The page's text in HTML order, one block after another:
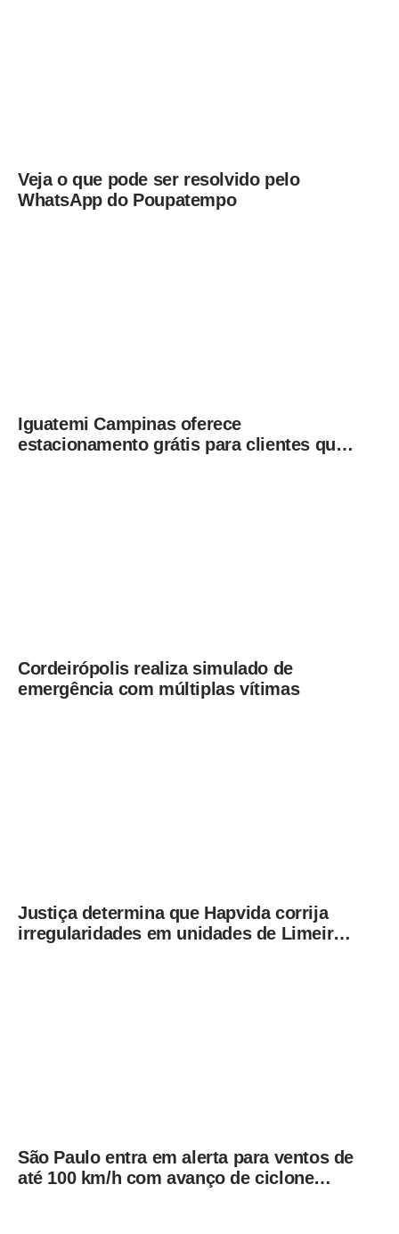
Veja o que pode ser resolvido pelo
WhatsApp do Poupatempo
Iguatemi Campinas oferece
estacionamento grátis para clientes que
Cordeirópolis realiza simulado de
emergência com múltiplas vítimas
Justiça determina que Hapvida corrija
irregularidades em unidades de Limeira
São Paulo entra em alerta para ventos de
até 100 km/h com avanço de ciclone